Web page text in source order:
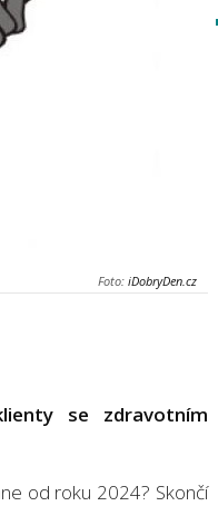
Foto: iDobryDen.cz
se zdravotním
od roku 2024? Skončí